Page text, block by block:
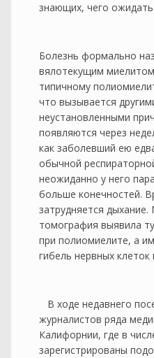
знающих, чего
Болезнь формально
вялотекущим
типичному
что вызывается
неустановленными
появляются через
как заболевший ею
обычной
неожиданно у него
больше конечностей.
затрудняется
томография выявила
при полиомиелите, а
гибель нервных
В ходе недавнего
журналистов ряда
Калифорнии, где в
зарегистрированы